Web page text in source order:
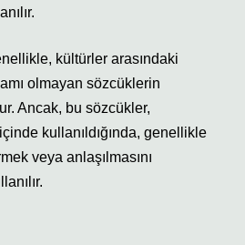
kültürler arasındaki
olmayan sözcüklerin
Ancak, bu sözcükler,
kullanıldığında, genellikle
veya anlaşılmasını